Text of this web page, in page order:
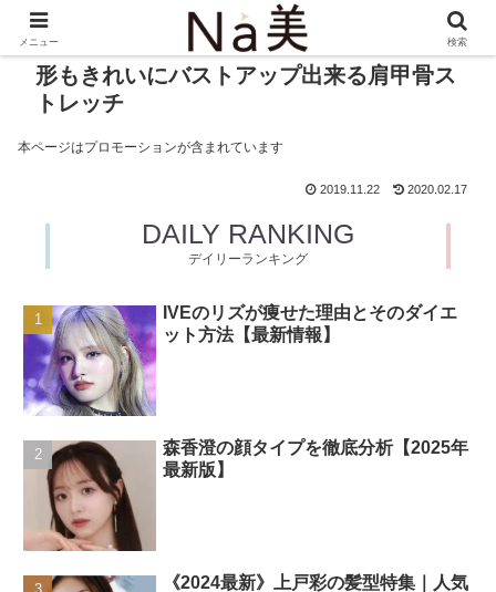
形もきれいにバストアップ出来る肩甲骨ス
トレッチ
本ページはプロモーションが含まれています
2019.11.22 2020.02.17
DAILY RANKING
デイリーランキング
IVEのリズが痩せた理由とそのダイエ
ット方法【最新情報】
森香澄の顔タイプを徹底分析【2025年
最新版】
《2024最新》上戸彩の髪型特集｜人気
メニュー 検索